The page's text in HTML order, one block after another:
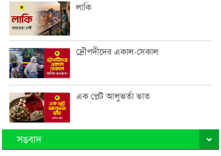
লাকি
দ্রৌপদীদের একাল-সেকাল
এক প্লেট আলুভর্তা ভাত
সঙবাদ